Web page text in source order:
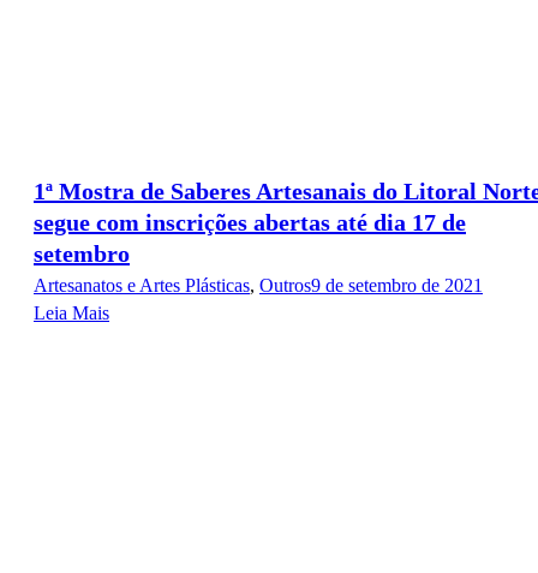
1ª Mostra de Saberes Artesanais do Litoral
segue com inscrições abertas até dia 17 de
setembro
Artesanatos e Artes Plásticas, Outros9 de setembro de 2021
Leia Mais